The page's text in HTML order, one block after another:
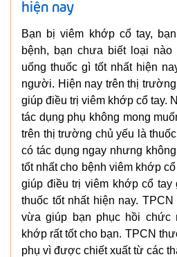
hiện nay
Bạn bị viêm khớp cổ tay,
bệnh, bạn chưa biết loại
uống thuốc gì tốt nhất hiện
người. Hiện nay trên thị
giúp điều trị viêm khớp cổ tay.
tác dụng phụ không mong
trên thị trường chủ yếu là
có tác dụng ngay nhưng
tốt nhất cho bệnh viêm khớp
giúp điều trị viêm khớp cổ tay
thuốc tốt nhất hiện nay.
vừa giúp bạn phục hồi chức
khớp rất tốt cho bạn. TPCN
phụ vì được chiết xuất từ các